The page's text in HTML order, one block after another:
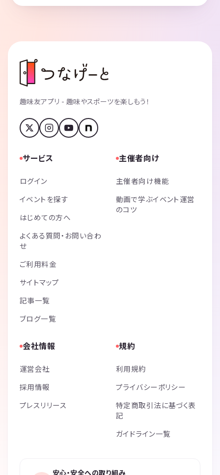
趣味友アプリ - 趣味やスポーツを楽しもう！
サービス
ログイン
イベントを探す
はじめての方へ
よくある質問・お問い合わ
せ
ご利用料金
サイトマップ
記事一覧
ブログ一覧
主催者向け
主催者向け機能
動画で学ぶイベント運営
のコツ
会社情報
運営会社
採用情報
プレスリリース
規約
利用規約
プライバシーポリシー
特定商取引法に基づく表
記
ガイドライン一覧
安心・安全への取り組み